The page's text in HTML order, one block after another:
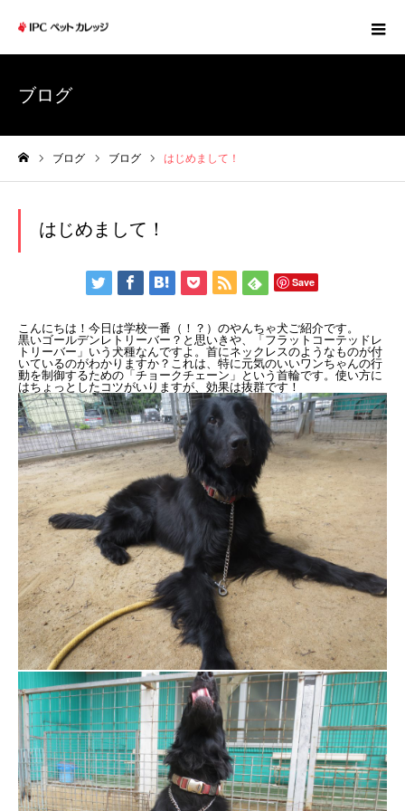
ブログ
ブログ ブログ はじめまして！
はじめまして！
Save
こんにちは！今日は学校一番（！？）のやんちゃ犬ご紹介です。
黒いゴールデンレトリーバー？と思いきや、「フラットコーテッドレ
トリーバー」いう犬種なんですよ。首にネックレスのようなものが付
いているのがわかりますか？これは、特に元気のいいワンちゃんの行
動を制御するための「チョークチェーン」という首輪です。使い方に
はちょっとしたコツがいりますが、効果は抜群です！